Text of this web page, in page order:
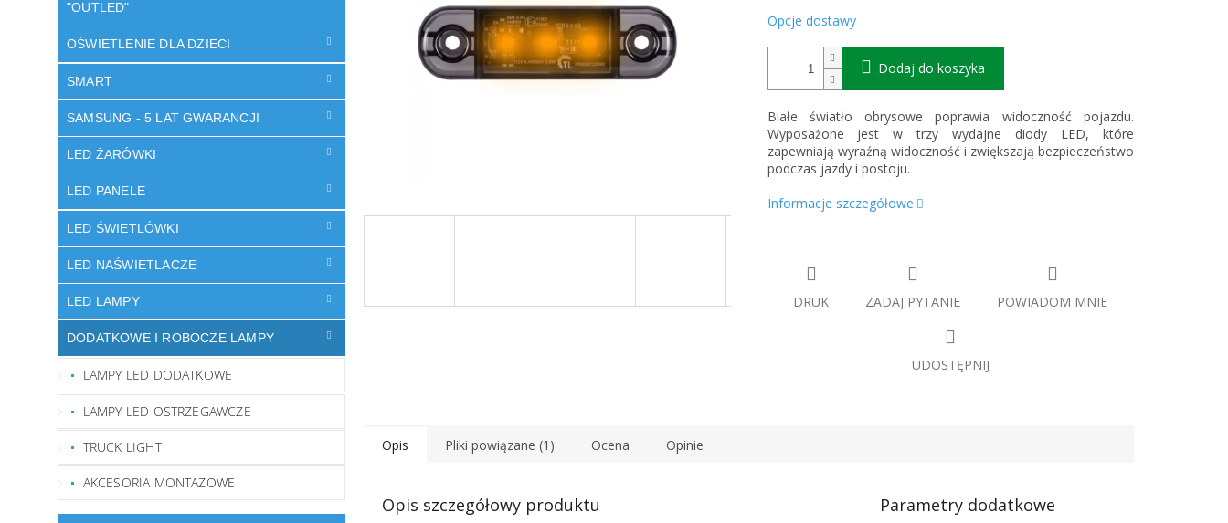
"OUTLED"
OŚWIETLENIE DLA DZIECI
SMART
SAMSUNG - 5 LAT GWARANCJI
LED ŻARÓWKI
LED PANELE
LED ŚWIETLÓWKI
LED NAŚWIETLACZE
LED LAMPY
DODATKOWE I ROBOCZE LAMPY
LAMPY LED DODATKOWE
LAMPY LED OSTRZEGAWCZE
TRUCK LIGHT
AKCESORIA MONTAŻOWE
Opcje dostawy
Dodaj do koszyka
Białe światło obrysowe poprawia widoczność pojazdu.
Wyposażone jest w trzy wydajne diody LED, które
zapewniają wyraźną widoczność i zwiększają bezpieczeństwo
podczas jazdy i postoju.
Informacje szczegółowe
DRUK ZADAJ PYTANIE POWIADOM MNIE
UDOSTĘPNIJ
Opis Pliki powiązane (1) Ocena Opinie
Opis szczegółowy produktu Parametry dodatkowe